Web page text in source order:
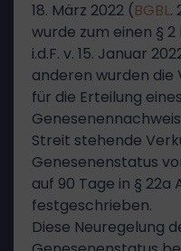
18. März 2022 (BGBL.
wurde zum einen § 2
i.d.F. v. 15. Januar
anderen wurden die
für die Erteilung eines
Streit stehende
Genesenenstatus
auf 90 Tage in § 22a
festgeschrieben.
Diese Neuregelung